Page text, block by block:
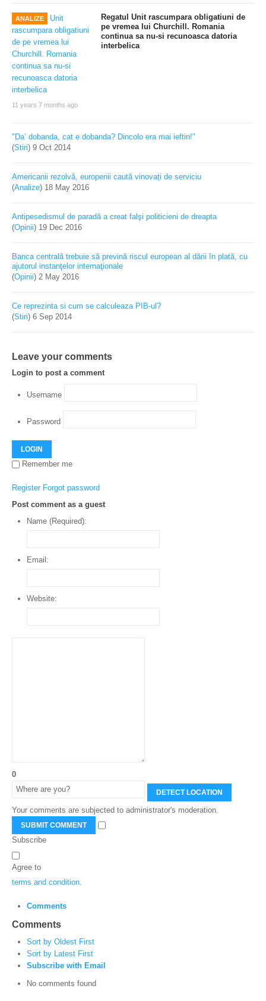
ANALIZE
11 years 7 months ago
Regatul Unit rascumpara obligatiuni de
pe vremea lui Churchill. Romania
continua sa nu-si recunoasca datoria
interbelica
"Da’ dobanda, cat e dobanda? Dincolo era mai ieftin!"
(Stiri) 9 Oct 2014
Americanii rezolvă, europenii caută vinovați de serviciu
(Analize) 18 May 2016
Antipesedismul de paradă a creat falşi politicieni de dreapta
(Opinii) 19 Dec 2016
Banca centrală trebuie să prevină riscul european al dării în plată, cu
ajutorul instanţelor internaţionale
(Opinii) 2 May 2016
Ce reprezinta si cum se calculeaza PIB-ul?
(Stiri) 6 Sep 2014
Leave your comments
Login to post a comment
Username
Password
LOGIN
Remember me
Register Forgot password
Post comment as a guest
Name (Required):
Email:
Website:
0
DETECT LOCATION
Your comments are subjected to administrator's moderation.
SUBMIT COMMENT
Subscribe
Agree to
terms and condition
Comments
Comments
Sort by Oldest First
Sort by Latest First
Subscribe with Email
No comments found